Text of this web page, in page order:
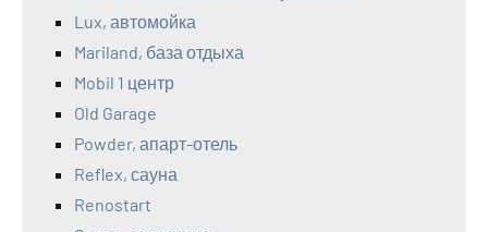
Lux, автомойка
Mariland, база отдыха
Mobil 1 центр
Old Garage
Powder, апарт-отель
Reflex, сауна
Renostart